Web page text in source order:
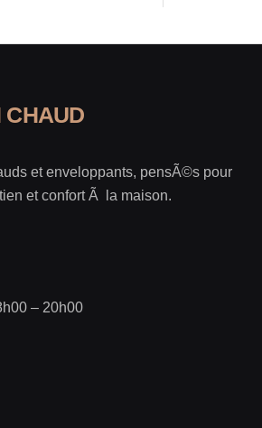
CHAUD
et enveloppants, pensÃ©s pour
et confort Ã la maison.
– 20h00